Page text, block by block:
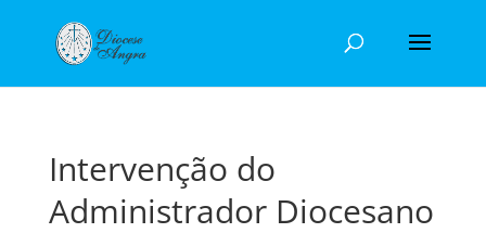
Intervenção do
Administrador Diocesano